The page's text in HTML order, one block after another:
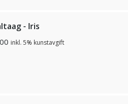
- Iris
inkl. 5% kunstavgift